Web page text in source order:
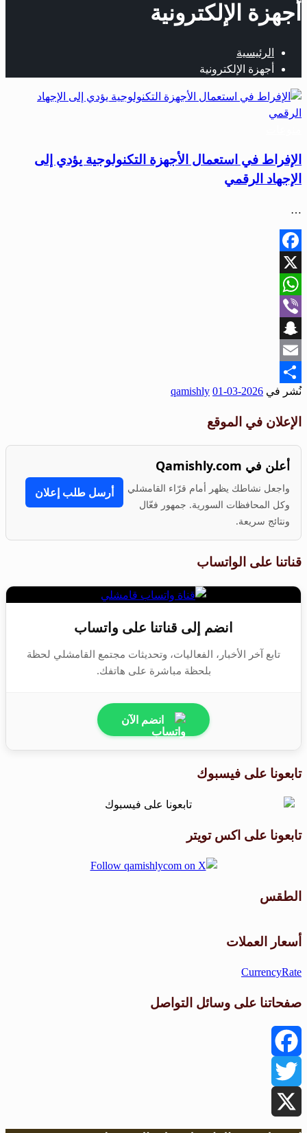
أجهزة الإلكترونية
الرئيسية
أجهزة الإلكترونية
الإفراط في استعمال الأجهزة التكنولوجية يؤدي إلى
الإجهاد الرقمي
…
Facebook
X
WhatsApp
Viber
Snapchat
Email
Share
نُشر في 2026-03-01
qamishly
الإعلان في الموقع
أعلن في Qamishly.com
واجعل نشاطك يظهر أمام قرّاء القامشلي
وكل المحافظات السورية. جمهور فعّال
ونتائج سريعة.
أرسل طلب إعلان
قناتنا على الواتساب
انضم إلى قناتنا على واتساب
تابع آخر الأخبار، الفعاليات، وتحديثات مجتمع القامشلي لحظة
بلحظة مباشرة على هاتفك.
انضم الآن
تابعونا على فيسبوك
تابعونا على اكس تويتر
الطقس
أسعار العملات
CurrencyRate
صفحاتنا على وسائل التواصل
Facebook
Twitter